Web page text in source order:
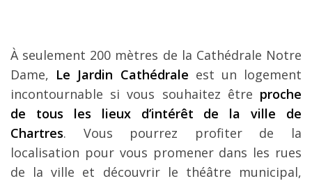
À seulement 200 mètres de la Cathédrale Notre
Dame, Le Jardin Cathédrale est un logement
incontournable si vous souhaitez être proche
de tous les lieux d’intérêt de la ville de
Chartres. Vous pourrez profiter de la
localisation pour vous promener dans les rues
de la ville et découvrir le théâtre municipal,